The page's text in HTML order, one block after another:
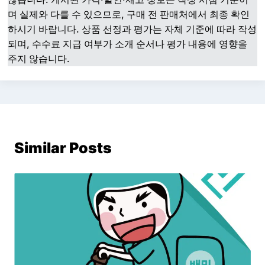
며 실제와 다를 수 있으므로, 구매 전 판매처에서 최종 확인
하시기 바랍니다. 상품 선정과 평가는 자체 기준에 따라 작성
되며, 수수료 지급 여부가 소개 순서나 평가 내용에 영향을
주지 않습니다.
Similar Posts